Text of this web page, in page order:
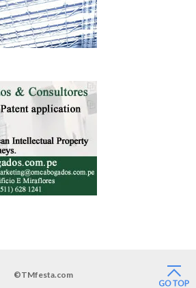
©TMfesta.com